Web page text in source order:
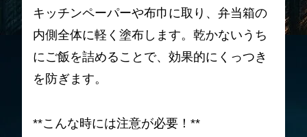
キッチンペーパーや布巾に取り、弁当箱の
内側全体に軽く塗布します。乾かないうち
にご飯を詰めることで、効果的にくっつき
を防ぎます。
**こんな時には注意が必要！**